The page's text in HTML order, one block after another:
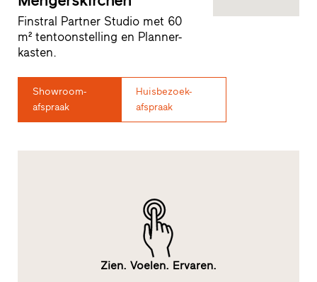
Finstral Partner Studio met 60
m² tentoonstelling en Planner-
kasten.
Showroom-
afspraak
Huisbezoek-
afspraak
Zien. Voelen. Ervaren.